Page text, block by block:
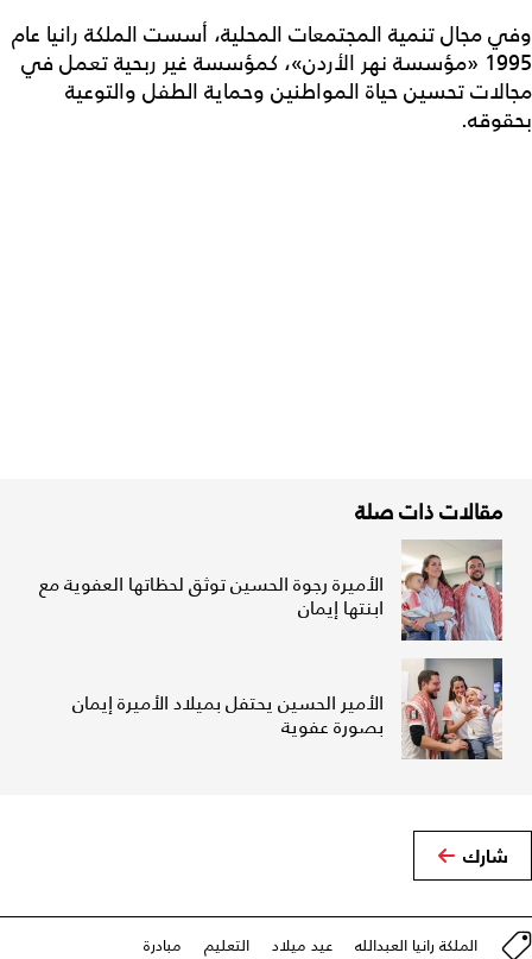
وفي مجال تنمية المجتمعات المحلية، أسست الملكة رانيا عام
1995 «مؤسسة نهر الأردن»، كمؤسسة غير ربحية تعمل في
مجالات تحسين حياة المواطنين وحماية الطفل والتوعية
بحقوقه.
مقالات ذات صلة
الأميرة رجوة الحسين توثق لحظاتها العفوية مع
ابنتها إيمان
الأمير الحسين يحتفل بميلاد الأميرة إيمان
بصورة عفوية
شارك
الملكة رانيا العبدالله عيد ميلاد التعليم مبادرة